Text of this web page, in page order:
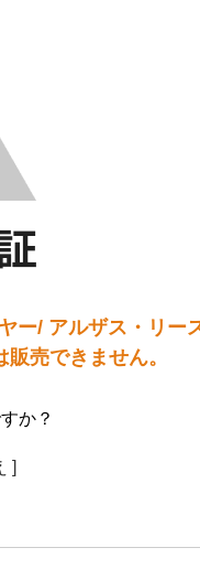
ー/ アルザス・リー
売できません。
か？
]